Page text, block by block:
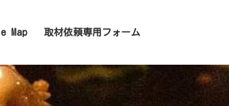
Map 取材依頼専用フォーム